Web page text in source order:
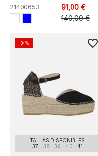
21400653
91,00 €
140,00 €
TALLAS DISPONIBLES
37
38 39 40 41
-34% favorite_border